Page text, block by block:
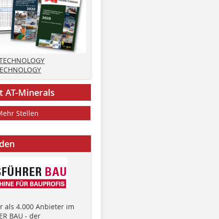
AT-Minerals
Stellen
als 4.000 Anbieter im
BAU - der